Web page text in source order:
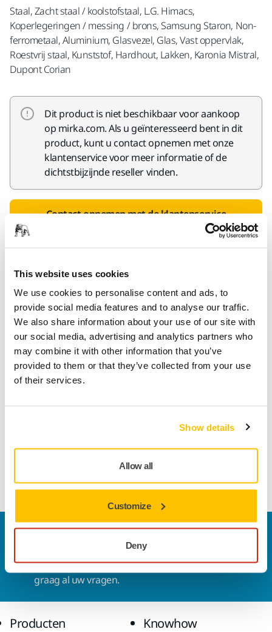
This website uses cookies
We use cookies to personalise content and ads, to
provide social media features and to analyse our traffic.
We also share information about your use of our site with
our social media, advertising and analytics partners who
may combine it with other information that you’ve
provided to them or that they’ve collected from your use
of their services.
Show details
Allow all
Customize
Deny
Staal, Zacht staal / koolstofstaal, L.G. Himacs,
Koperlegeringen / messing / brons, Samsung Staron, Non-
ferrometaal, Aluminium, Glasvezel, Glas, Vast oppervlak,
Roestvrij staal, Kunststof, Hardhout, Lakken, Karonia Mistral,
Dupont Corian
Dit product is niet beschikbaar voor aankoop
op mirka.com. Als u geïnteresseerd bent in dit
product, kunt u contact opnemen met onze
klantenservice voor meer informatie of de
dichtstbijzijnde reseller vinden.
Contact opnemen met de klantenservice
Productinformatie
Technische details Downloads
Abralon® J3 is een uniek multifunctioneel Abralon®
schuurmateriaal voor een ultrafijne oppervlakteafwerking
op zowel gladde als geprofileerde oppervlakken. Abralon J3
heeft een dichtere schuimlaag die slechts 3 mm dik is.
is geschikt voor alle soorten materialen, zowel gladde als
geprofileerde oppervlakken. Het flexibele weefsel laat water
en lucht vrij door, wat het geschikt maakt voor zowel droog
Contact us
Neem contact met ons op.
deskundige ondersteuningsteam beantwoordt
graag al uw vragen.
Producten Knowhow